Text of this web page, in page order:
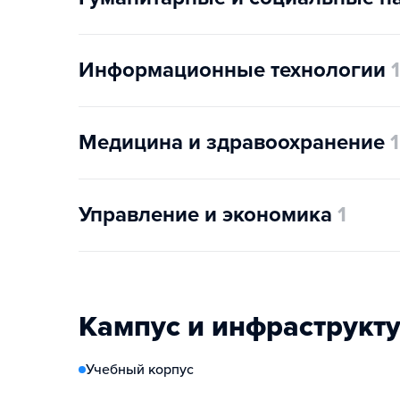
Информационные технологии 1
Медицина и здравоохранение 1
Управление и экономика 1
Кампус и
Учебный корпус